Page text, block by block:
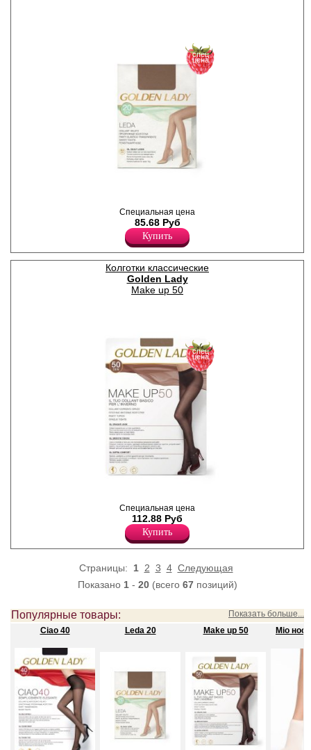
колготки с шортиками;
усиленный мысок, без
ластовицы.
Плотность 20ден
Полиамид 100%
спец
цена
Специальная цена
85.68 Руб
Купить
Колготки классические
Golden Lady
Make up 50
с невидимыми шортиками;
уплотненный мысок, без
ластовицы.
Плотность 50ден
Полиамид 100%
спец
цена
Специальная цена
112.88 Руб
Купить
Страницы: 1 2 3 4 Следующая
Показано 1- 20(всего 67позиций)
Популярные товары:
Показать больше...
Ciao 40
Leda 20 Make up 50 Mio